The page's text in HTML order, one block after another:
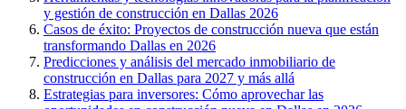
y gestión de construcción en Dallas 2026
Casos de éxito: Proyectos de construcción nueva que están
transformando Dallas en 2026
Predicciones y análisis del mercado inmobiliario de
construcción en Dallas para 2027 y más allá
Estrategias para inversores: Cómo aprovechar las